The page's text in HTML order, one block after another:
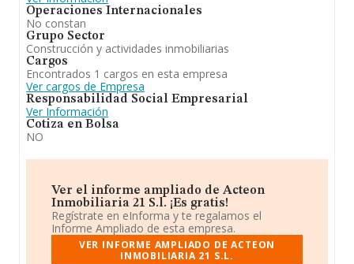
Operaciones Internacionales
No constan
Grupo Sector
Construcción y actividades inmobiliarias
Cargos
Encontrados 1 cargos en esta empresa
Ver cargos de Empresa
Responsabilidad Social Empresarial
Ver Información
Cotiza en Bolsa
NO
Ver el informe ampliado de Acteon
Inmobiliaria 21 S.l. ¡Es gratis!
Regístrate en eInforma y te regalamos el
Informe Ampliado de esta empresa.
VER INFORME AMPLIADO DE ACTEON
INMOBILIARIA 21 S.L.